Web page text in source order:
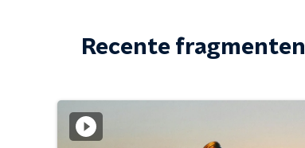
Recente fragmenten